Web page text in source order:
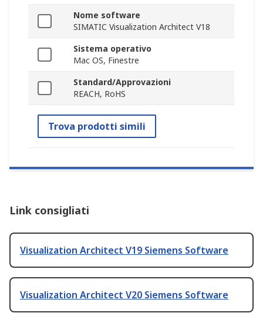
Nome software
SIMATIC Visualization Architect V18
Sistema operativo
Mac OS, Finestre
Standard/Approvazioni
REACH, RoHS
Trova prodotti simili
Link consigliati
Visualization Architect V19 Siemens Software
Visualization Architect V20 Siemens Software